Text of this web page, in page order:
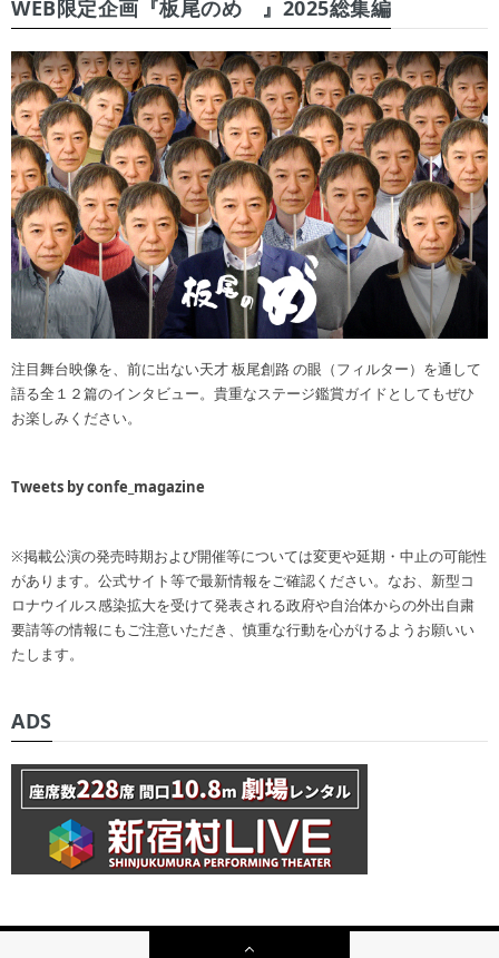
WEB限定企画『板尾のめ゙』2025総集編
注目舞台映像を、前に出ない天才 板尾創路 の眼（フィルター）を通して
語る全１２篇のインタビュー。貴重なステージ鑑賞ガイドとしてもぜひ
お楽しみください。
Tweets by confe_magazine
※掲載公演の発売時期および開催等については変更や延期・中止の可能性
があります。公式サイト等で最新情報をご確認ください。なお、新型コ
ロナウイルス感染拡大を受けて発表される政府や自治体からの外出自粛
要請等の情報にもご注意いただき、慎重な行動を心がけるようお願いい
たします。
ADS